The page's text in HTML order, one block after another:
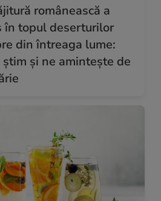
românească a
în topul deserturilor
din întreaga lume:
și ne amintește de